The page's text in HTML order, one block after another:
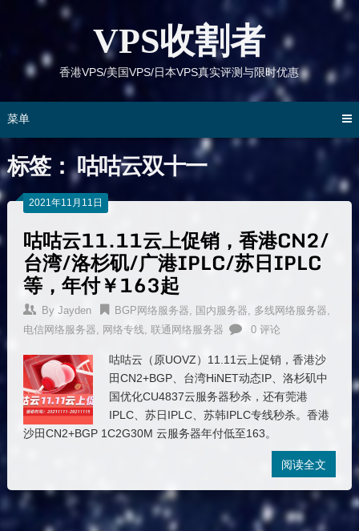
VPS收割者
香港VPS/美国VPS/日本VPS真实评测与限时优惠
菜单
标签：咕咕云双十一
2021年11月11日
咕咕云11.11云上促销，香港CN2/
台湾/洛杉矶/广港IPLC/苏日IPLC
等，年付￥163起
By Jayden BGP网络服务器, 国内服务器, 多线网络服务器,
电信网络服务器, 网络专线, 联通网络服务器 0 评论
咕咕云（原UOVZ）11.11云上促销，香港沙
田CN2+BGP、台湾HiNET动态IP、洛杉矶中
国优化CU4837云服务器秒杀，还有莞港
IPLC、苏日IPLC、苏韩IPLC专线秒杀。香港
沙田CN2+BGP 1C2G30M 云服务器年付低至163。
阅读全文